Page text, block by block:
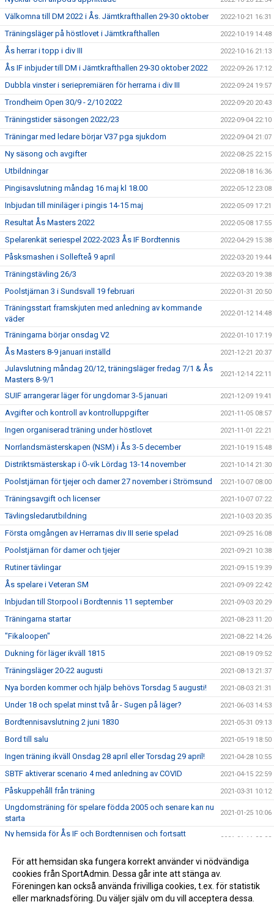
Välkomna till DM 2022 i Ås. Jämtkrafthallen 29-30 oktober 2022-10-21 16:31
Träningsläger på höstlovet i Jämtkrafthallen 2022-10-19 14:48
Ås herrar i topp i div III 2022-10-16 21:13
Ås IF inbjuder till DM i Jämtkrafthallen 29-30 oktober 2022 2022-09-26 17:12
Dubbla vinster i seriepremiären för herrarna i div III 2022-09-24 19:57
Trondheim Open 30/9 - 2/10 2022 2022-09-20 20:43
Träningstider säsongen 2022/23 2022-09-04 22:10
Träningar med ledare börjar V37 pga sjukdom 2022-09-04 21:07
Ny säsong och avgifter 2022-08-25 22:15
Utbildningar 2022-08-18 16:36
Pingisavslutning måndag 16 maj kl 18.00 2022-05-12 23:08
Inbjudan till miniläger i pingis 14-15 maj 2022-05-09 17:21
Resultat Ås Masters 2022 2022-05-08 17:55
Spelarenkät seriespel 2022-2023 Ås IF Bordtennis 2022-04-29 15:38
Påsksmashen i Sollefteå 9 april 2022-03-20 19:44
Träningstävling 26/3 2022-03-20 19:38
Poolstjärnan 3 i Sundsvall 19 februari 2022-01-31 20:50
Träningsstart framskjuten med anledning av kommande
väder
2022-01-12 14:48
Träningarna börjar onsdag V2 2022-01-10 17:19
Ås Masters 8-9 januari inställd 2021-12-21 20:37
Julavslutning måndag 20/12, träningsläger fredag 7/1 & Ås
Masters 8-9/1
2021-12-14 22:11
SUIF arrangerar läger för ungdomar 3-5 januari 2021-12-09 19:41
Avgifter och kontroll av kontrolluppgifter 2021-11-05 08:57
Ingen organiserad träning under höstlovet 2021-11-01 22:21
Norrlandsmästerskapen (NSM) i Ås 3-5 december 2021-10-19 15:48
Distriktsmästerskap i Ö-vik Lördag 13-14 november 2021-10-14 21:30
Poolstjärnan för tjejer och damer 27 november i Strömsund 2021-10-07 08:00
Träningsavgift och licenser 2021-10-07 07:22
Tävlingsledarutbildning 2021-10-03 20:35
Första omgången av Herrarnas div III serie spelad 2021-09-25 16:08
Poolstjärnan för damer och tjejer 2021-09-21 10:38
Rutiner tävlingar 2021-09-15 19:39
Ås spelare i Veteran SM 2021-09-09 22:42
Inbjudan till Storpool i Bordtennis 11 september 2021-09-03 20:29
Träningarna startar 2021-08-23 11:20
"Fikaloopen" 2021-08-22 14:26
Dukning för läger ikväll 1815 2021-08-19 09:52
Träningsläger 20-22 augusti 2021-08-13 21:37
Nya borden kommer och hjälp behövs Torsdag 5 augusti! 2021-08-03 21:31
Under 18 och spelat minst två år - Sugen på läger? 2021-06-03 14:53
Bordtennisavslutning 2 juni 1830 2021-05-31 09:13
Bord till salu 2021-05-19 18:50
Ingen träning ikväll Onsdag 28 april eller Torsdag 29 april! 2021-04-28 10:55
SBTF aktiverar scenario 4 med anledning av COVID 2021-04-15 22:59
Påskuppehåll från träning 2021-03-31 10:12
Ungdomsträning för spelare födda 2005 och senare kan nu
starta
2021-01-25 10:06
Ny hemsida för Ås IF och Bordtennisen och fortsatt
2021-01-11 22:08
Bordtennisträningen är ställd till 2020-12-31 2020-11-21 14:56
Ås pingis coronaregler 2020-11-21 14:46
För att hemsidan ska fungera korrekt använder vi nödvändiga
cookies från SportAdmin. Dessa går inte att stänga av.
Föreningen kan också använda frivilliga cookies, t.ex. för statistik
eller marknadsföring. Du väljer själv om du vill acceptera dessa.